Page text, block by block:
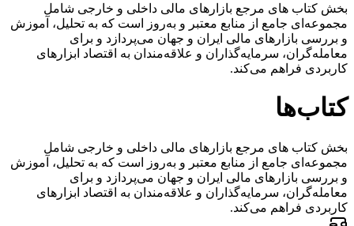
بخش کتاب های مرجع بازارهای مالی داخلی و خارجی شامل
مجموعه‌ای جامع از منابع معتبر و به‌روز است که به تحلیل، آموزش
و بررسی بازارهای مالی ایران و جهان می‌پردازد و برای
معامله‌گران، سرمایه‌گذاران و علاقه‌مندان به اقتصاد ابزارهای
کاربردی فراهم می‌کند.
کتا‌ب‌ها
بخش کتاب های مرجع بازارهای مالی داخلی و خارجی شامل
مجموعه‌ای جامع از منابع معتبر و به‌روز است که به تحلیل، آموزش
و بررسی بازارهای مالی ایران و جهان می‌پردازد و برای
معامله‌گران، سرمایه‌گذاران و علاقه‌مندان به اقتصاد ابزارهای
کاربردی فراهم می‌کند.